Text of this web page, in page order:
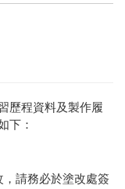
歷程資料及製作履
下：
請務必於塗改處簽